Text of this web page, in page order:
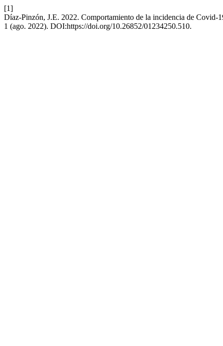
[1]
Díaz-Pinzón, J.E. 2022. Comportamiento de la incidencia de
1 (ago. 2022). DOI:https://doi.org/10.26852/01234250.510.